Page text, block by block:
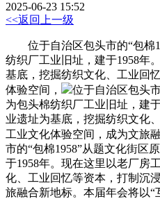
2025-06-23 15:52
<<返回上一级
位于自治区包头市的“包棉
纺织厂工业旧址，建于1958年
基底，挖掘纺织文化、工业回
体验空间，
位于自治区包头
为包头棉纺织厂工业旧址，建
业遗址为基底，挖掘纺织文化
工业文化体验空间，成为文旅
市的“包棉1958”从题文化街区
于1958年。现在这里以老厂房
化、工业回忆等资本，打制沉
旅融合新地标。本届年会将以